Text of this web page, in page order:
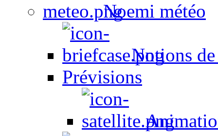
Noemi météo
Notions
Prévisions